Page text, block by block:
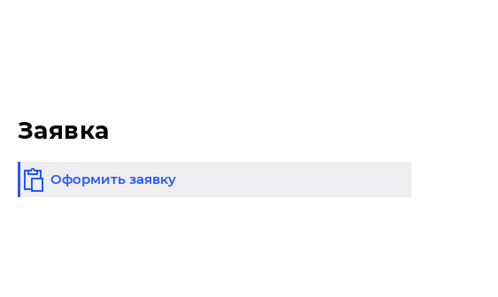
Заявка
Оформить заявку